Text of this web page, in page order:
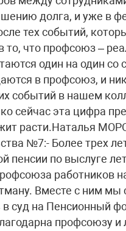
долга, и уже в
тех событий,
что профсоюз –
один на один со
в профсоюз, и
событий в нашем
сейчас эта цифра
расти.Наталья
№7:- Более трех
пенсии по выслуге
работников
Вместе с ним мы
суд на Пенсионный
профсоюзу